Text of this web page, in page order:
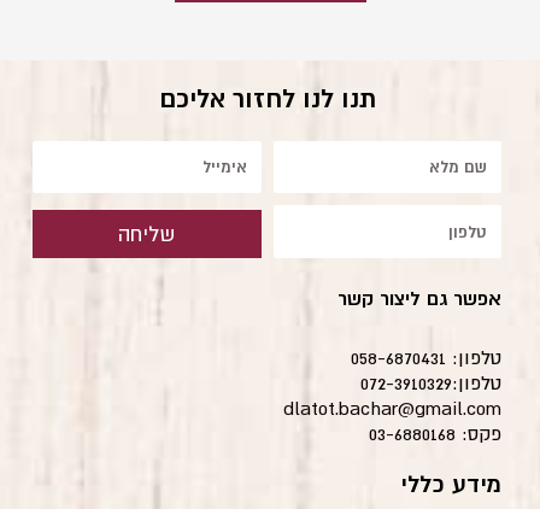
תנו לנו לחזור אליכם
שליחה
אפשר גם ליצור קשר
טלפון: 058-6870431
טלפון:072-3910329
dlatot.bachar@gmail.com
פקס: 03-6880168
מידע כללי